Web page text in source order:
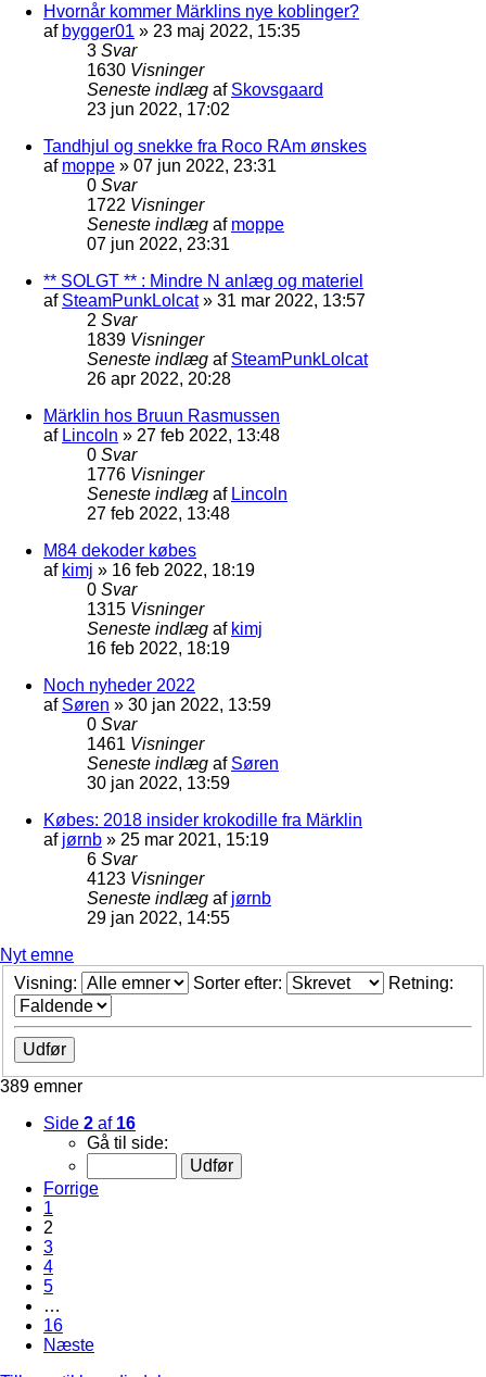
Hvornår kommer Märklins nye koblinger?
af bygger01 » 23 maj 2022, 15:35
3 Svar
1630 Visninger
Seneste indlæg af Skovsgaard
23 jun 2022, 17:02
Tandhjul og snekke fra Roco RAm ønskes
af moppe » 07 jun 2022, 23:31
0 Svar
1722 Visninger
Seneste indlæg af moppe
07 jun 2022, 23:31
** SOLGT ** : Mindre N anlæg og materiel
af SteamPunkLolcat» 31 mar 2022, 13:57
2 Svar
1839 Visninger
Seneste indlæg af SteamPunkLolcat
26 apr 2022, 20:28
Märklin hos Bruun Rasmussen
af Lincoln » 27 feb 2022, 13:48
0 Svar
1776 Visninger
Seneste indlæg af Lincoln
27 feb 2022, 13:48
M84 dekoder købes
af kimj » 16 feb 2022, 18:19
0 Svar
1315 Visninger
Seneste indlæg af kimj
16 feb 2022, 18:19
Noch nyheder 2022
af Søren » 30 jan 2022, 13:59
0 Svar
1461 Visninger
Seneste indlæg af Søren
30 jan 2022, 13:59
Købes: 2018 insider krokodille fra Märklin
af jørnb » 25 mar 2021, 15:19
6 Svar
4123 Visninger
Seneste indlæg af jørnb
29 jan 2022, 14:55
Nyt emne
Visning:
Sorter efter: Retning:
389 emner
Side 2 af 16
Gå til side:
Forrige
1
2
3
4
5
…
16
Næste